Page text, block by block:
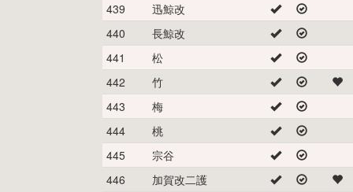
439
迅鯨改
440
長鯨改
441
松
442
竹
443
梅
444
桃
445
宗谷
446
加賀改二護